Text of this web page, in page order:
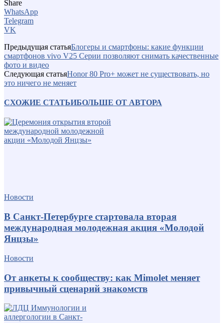
Share
WhatsApp
Telegram
VK
Предыдущая статьяБлогеры и смартфоны: какие функции
смартфонов vivo V25 Серии позволяют снимать качественные
фото и видео
Следующая статьяHonor 80 Pro+ может не существовать, но
это ничего не меняет
СХОЖИЕ СТАТЬИБОЛЬШЕ ОТ АВТОРА
Новости
В Санкт-Петербурге стартовала вторая
международная молодежная акция «Молодой
Янцзы»
Новости
От анкеты к сообществу: как Mimolet меняет
привычный сценарий знакомств